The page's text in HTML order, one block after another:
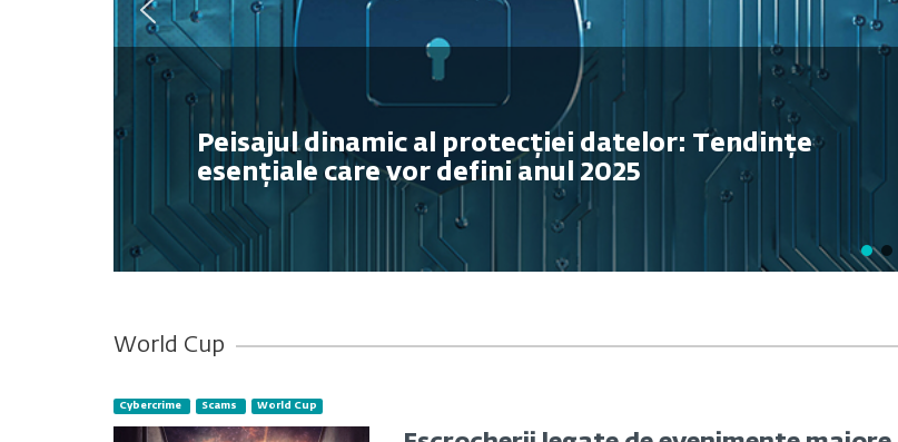
Peisajul dinamic al protecției datelor: Tendințe
esențiale care vor defini anul 2025
World Cup
Cybercrime Scams World Cup